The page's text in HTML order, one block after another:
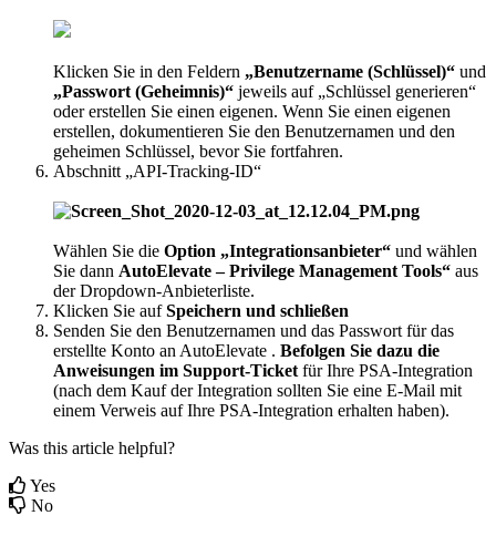
Klicken Sie in den Feldern „Benutzername (Schlüssel)“ und
„Passwort (Geheimnis)“ jeweils auf „Schlüssel generieren“
oder erstellen Sie einen eigenen. Wenn Sie einen eigenen
erstellen, dokumentieren Sie den Benutzernamen und den
geheimen Schlüssel, bevor Sie fortfahren.
Abschnitt „API-Tracking-ID“
Wählen Sie die Option „Integrationsanbieter“ und wählen
Sie dann AutoElevate – Privilege Management Tools“ aus
der Dropdown-Anbieterliste.
Klicken Sie auf Speichern und schließen
Senden Sie den Benutzernamen und das Passwort für das
erstellte Konto an AutoElevate . Befolgen Sie dazu die
Anweisungen im Support-Ticket für Ihre PSA-Integration
(nach dem Kauf der Integration sollten Sie eine E-Mail mit
einem Verweis auf Ihre PSA-Integration erhalten haben).
Was this article helpful?
Yes
No